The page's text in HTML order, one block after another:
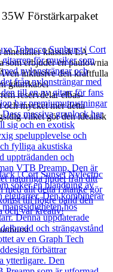
Förstärkarpaket
innehåller klassisk LA
som erbjuder en paulownia
inklusive den kraftfulla
gitarrkabel
reservdelar elbas-
och mycket mer detta
vilket gör den idealisk